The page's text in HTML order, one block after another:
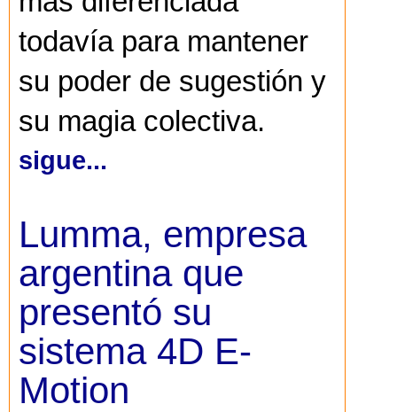
todavía para mantener
su poder de sugestión y
su magia colectiva.
sigue...
Lumma, empresa
argentina que
presentó su
sistema 4D E-
Motion